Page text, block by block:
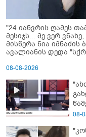
"24 იანვრის ღამეს
მესიჯს... მე ვერ
მისწერა ნია იმნაძის
ავალიანის დედა
08-08-2026
08-